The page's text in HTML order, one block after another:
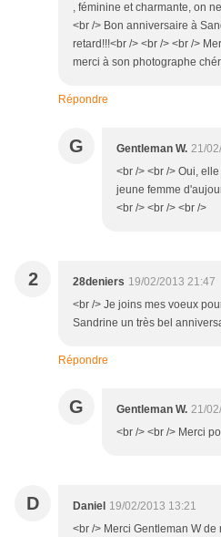
, féminine et charmante, on
<br /> Bon anniversaire à
retard!!!<br /> <br /> <br />
merci à son photographe
Répondre
G Gentleman W. 21/
<br /> <br /> Oui,
jeune femme
<br /> <br /> <br />
2 28deniers 19/02/2013 21:47
<br /> Je joins mes voeux
Sandrine un très bel
Répondre
G Gentleman W. 21/
<br /> <br /> Merci
D Daniel 19/02/2013 13:21
<br /> Merci Gentleman W